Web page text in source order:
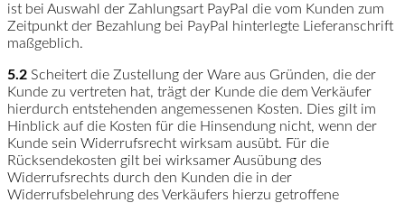
ist bei Auswahl der Zahlungsart PayPal die vom Kunden zum
Zeitpunkt der Bezahlung bei PayPal hinterlegte Lieferanschrift
maßgeblich.
5.2 Scheitert die Zustellung der Ware aus Gründen, die der
Kunde zu vertreten hat, trägt der Kunde die dem Verkäufer
hierdurch entstehenden angemessenen Kosten. Dies gilt im
Hinblick auf die Kosten für die Hinsendung nicht, wenn der
Kunde sein Widerrufsrecht wirksam ausübt. Für die
Rücksendekosten gilt bei wirksamer Ausübung des
Widerrufsrechts durch den Kunden die in der
Widerrufsbelehrung des Verkäufers hierzu getroffene